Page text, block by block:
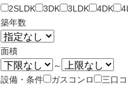
2SLDK
3DK 3LDK 4DK
築年数
面積
～
設備・条件
ガスコンロ
三口